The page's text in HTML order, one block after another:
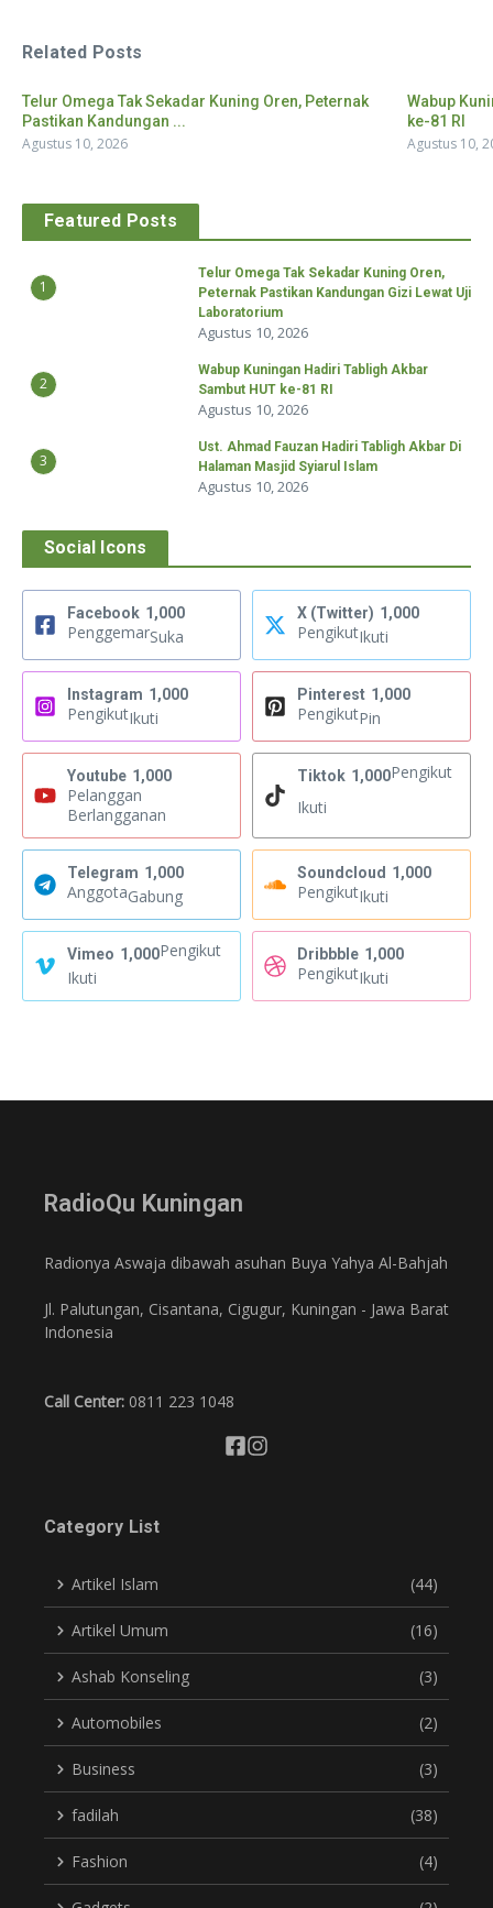
Related Posts
Telur Omega Tak Sekadar Kuning Oren, Peternak
Pastikan Kandungan ...
Agustus 10, 2026
Wabup
ke-81 RI
Agustus 10,
Featured Posts
1
Telur Omega Tak Sekadar Kuning Oren,
Peternak Pastikan Kandungan Gizi Lewat Uji
Laboratorium
Agustus 10, 2026
2
Wabup Kuningan Hadiri Tabligh Akbar
Sambut HUT ke-81 RI
Agustus 10, 2026
3
Ust. Ahmad Fauzan Hadiri Tabligh Akbar Di
Halaman Masjid Syiarul Islam
Agustus 10, 2026
Social Icons
Facebook 1,000
PenggemarSuka
X (Twitter) 1,000
PengikutIkuti
Instagram 1,000
PengikutIkuti
Pinterest 1,000
PengikutPin
Youtube 1,000
Pelanggan
Berlangganan
Tiktok 1,000Pengikut
Ikuti
Telegram 1,000
AnggotaGabung
Soundcloud 1,000
PengikutIkuti
Vimeo 1,000Pengikut
Ikuti
Dribbble 1,000
PengikutIkuti
RadioQu Kuningan
Radionya Aswaja dibawah asuhan Buya Yahya Al-Bahjah
Jl. Palutungan, Cisantana, Cigugur, Kuningan - Jawa Barat
Indonesia
Call Center: 0811 223 1048
Category List
Artikel Islam (44)
Artikel Umum (16)
Ashab Konseling (3)
Automobiles (2)
Business (3)
fadilah (38)
Fashion (4)